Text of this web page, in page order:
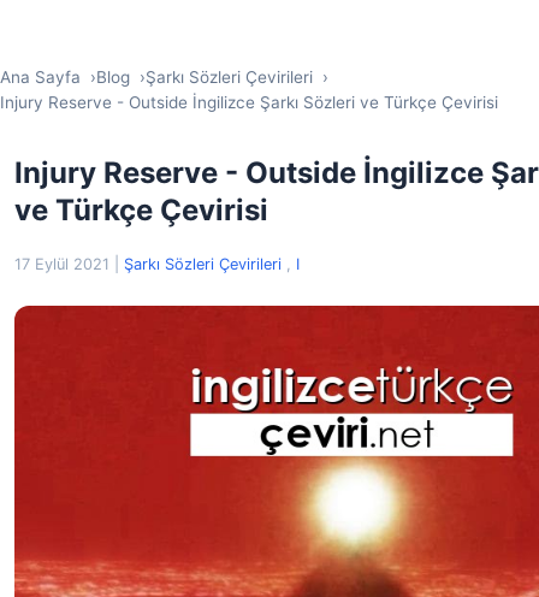
Ana Sayfa Blog
Şarkı Sözleri Çevirileri
Injury Reserve - Outside İngilizce Şarkı Sözleri ve Türkçe Çevirisi
Injury Reserve - Outside İngilizce
ve Türkçe Çevirisi
17 Eylül 2021 Şarkı Sözleri Çevirileri , I